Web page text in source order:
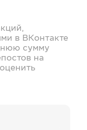
в ВКонтакте
сумму
на